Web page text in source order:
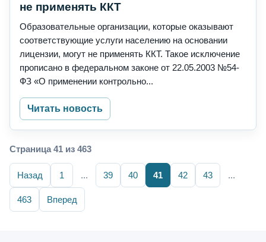
не применять ККТ
Образовательные организации, которые оказывают
соответствующие услуги населению на основании
лицензии, могут не применять ККТ. Такое исключение
прописано в федеральном законе от 22.05.2003 №54-
ФЗ «О применении контрольно...
Читать новость
Страница 41 из 463
Назад 1 ... 39 40 41 42 43 ...
463 Вперед